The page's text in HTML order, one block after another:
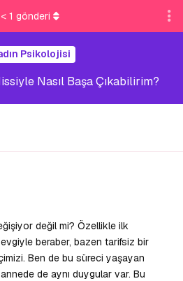
Psikolojisi
Nasıl Başa Çıkabilirim?
< 1 gönderi
değil mi? Özellikle ilk
beraber, bazen tarifsiz bir
Ben de bu süreci yaşayan
de aynı duygular var. Bu